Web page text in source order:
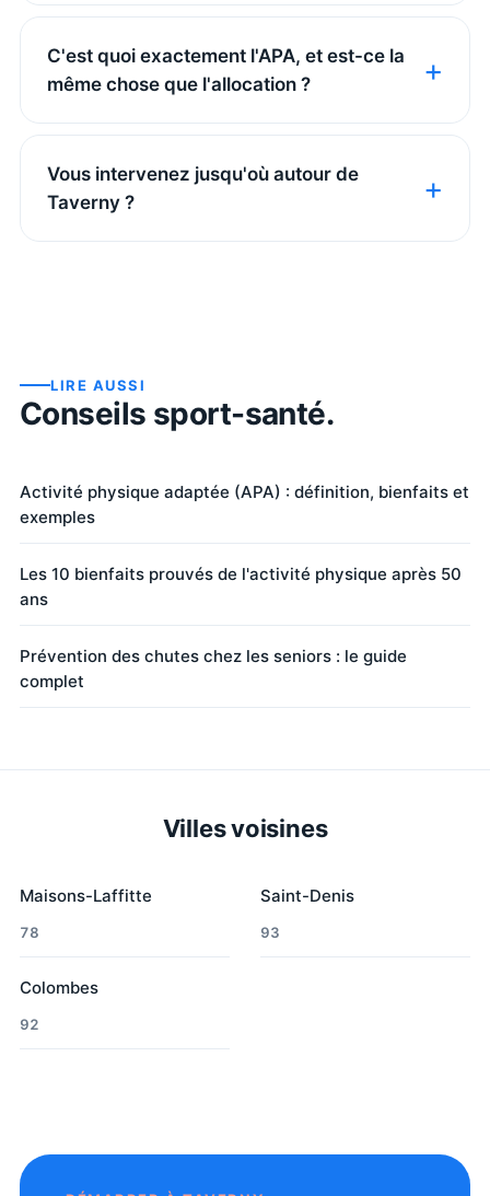
C'est quoi exactement l'APA, et est-ce la
même chose que l'allocation ?
Vous intervenez jusqu'où autour de
Taverny ?
LIRE AUSSI
Conseils sport-santé.
Activité physique adaptée (APA) : définition, bienfaits et
exemples
Les 10 bienfaits prouvés de l'activité physique après 50
ans
Prévention des chutes chez les seniors : le guide
complet
Villes voisines
Maisons-Laffitte
78
Saint-Denis
93
Colombes
92